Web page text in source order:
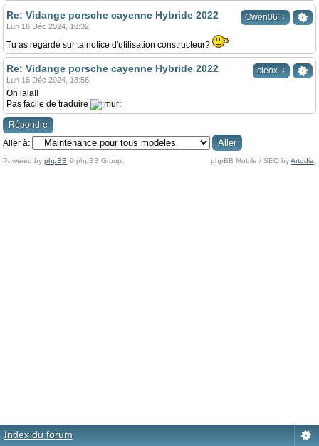
Owen06 ↓
Re: Vidange porsche cayenne Hybride 2022
Lun 16 Déc 2024, 10:32
Tu as regardé sur ta notice d'utilisation constructeur?
cleox ↓
Re: Vidange porsche cayenne Hybride 2022
Lun 16 Déc 2024, 18:56
Oh lala!!
Pas facile de traduire
Répondre
Aller à:
Powered by phpBB © phpBB Group. phpBB Mobile / SEO byArtodia
Index du forum